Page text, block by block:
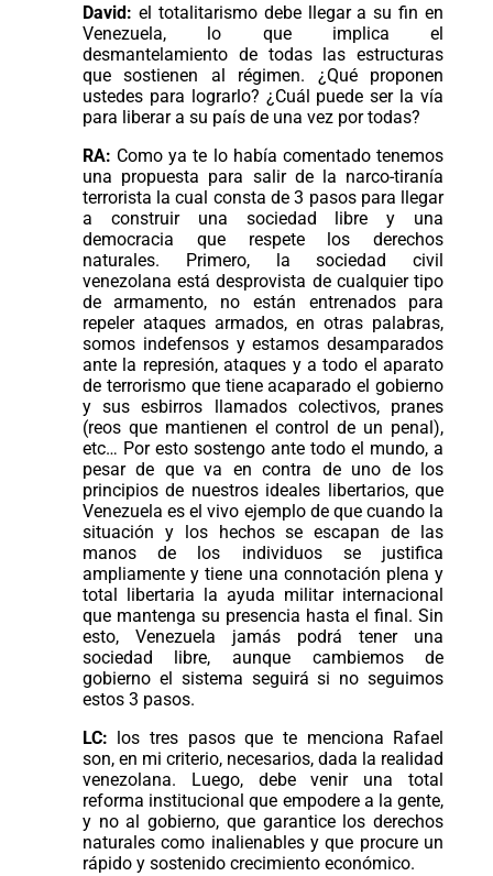
David: el totalitarismo debe llegar a su fin en
Venezuela, lo que implica el
desmantelamiento de todas las estructuras
que sostienen al régimen. ¿Qué proponen
ustedes para lograrlo? ¿Cuál puede ser la vía
para liberar a su país de una vez por todas?
RA: Como ya te lo había comentado tenemos
una propuesta para salir de la narco-tiranía
terrorista la cual consta de 3 pasos para llegar
a construir una sociedad libre y una
democracia que respete los derechos
naturales. Primero, la sociedad civil
venezolana está desprovista de cualquier tipo
de armamento, no están entrenados para
repeler ataques armados, en otras palabras,
somos indefensos y estamos desamparados
ante la represión, ataques y a todo el aparato
de terrorismo que tiene acaparado el gobierno
y sus esbirros llamados colectivos, pranes
(reos que mantienen el control de un penal),
etc… Por esto sostengo ante todo el mundo, a
pesar de que va en contra de uno de los
principios de nuestros ideales libertarios, que
Venezuela es el vivo ejemplo de que cuando la
situación y los hechos se escapan de las
manos de los individuos se justifica
ampliamente y tiene una connotación plena y
total libertaria la ayuda militar internacional
que mantenga su presencia hasta el final. Sin
esto, Venezuela jamás podrá tener una
sociedad libre, aunque cambiemos de
gobierno el sistema seguirá si no seguimos
estos 3 pasos.
LC: los tres pasos que te menciona Rafael
son, en mi criterio, necesarios, dada la realidad
venezolana. Luego, debe venir una total
reforma institucional que empodere a la gente,
y no al gobierno, que garantice los derechos
naturales como inalienables y que procure un
rápido y sostenido crecimiento económico.